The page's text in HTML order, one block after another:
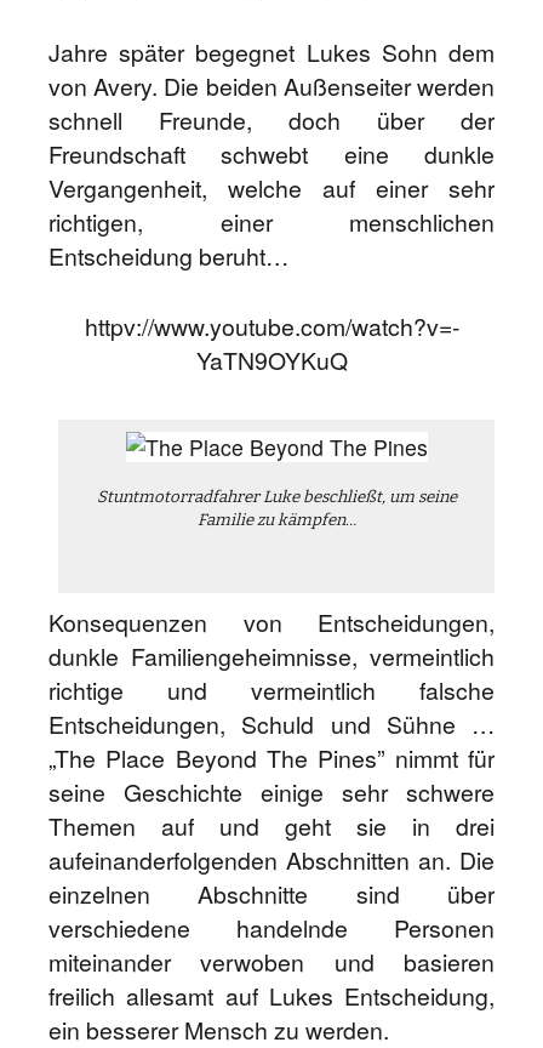
Jahre später begegnet Lukes Sohn dem
von Avery. Die beiden Außenseiter werden
schnell Freunde, doch über der
Freundschaft schwebt eine dunkle
Vergangenheit, welche auf einer sehr
richtigen, einer menschlichen
Entscheidung beruht…
httpv://www.youtube.com/watch?v=-
YaTN9OYKuQ
Stuntmotorradfahrer Luke beschließt, um seine
Familie zu kämpfen…
Konsequenzen von Entscheidungen,
dunkle Familiengeheimnisse, vermeintlich
richtige und vermeintlich falsche
Entscheidungen, Schuld und Sühne …
„The Place Beyond The Pines” nimmt für
seine Geschichte einige sehr schwere
Themen auf und geht sie in drei
aufeinanderfolgenden Abschnitten an. Die
einzelnen Abschnitte sind über
verschiedene handelnde Personen
miteinander verwoben und basieren
freilich allesamt auf Lukes Entscheidung,
ein besserer Mensch zu werden.